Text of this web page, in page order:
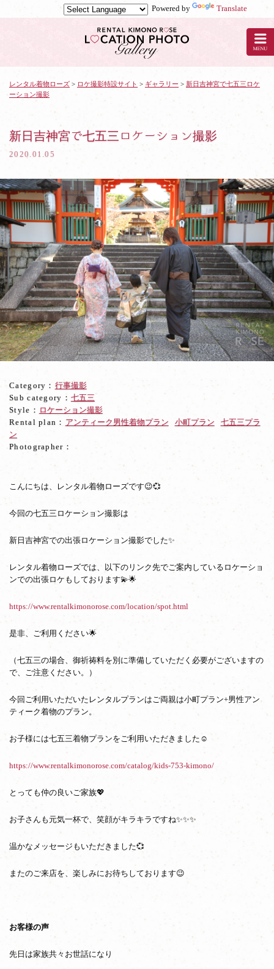
Powered by
Translate
ル
ー
ロ
ケ
撮
影：
新
日
吉
神
宮
で
七
五
三
ロ
ケ
シ
レンタル着物ローズ > ロケ撮影特設サイト > ギャラリー > 新日吉神宮で七五三ロケ
ーション撮影
新日吉神宮で七五三ロケーション撮影
2020.01.05
Category： 行事撮影
Sub category： 七五三
Style： ロケーション撮影
Rental plan： アンティーク男性着物プラン 小町プラン
七五三プラ
ン
Photographer：
こんにちは、レンタル着物ローズです😉💞
今回の七五三ロケーション撮影は
新日吉神宮での出張ロケーション撮影でした✨
レンタル着物ローズでは、以下のリンク先でご案内しているロケーショ
ンでの出張ロケもしております💫🌟
https://www.rentalkimonorose.com/location/spot.html
是非、ご利用ください🌟
（七五三の場合、御祈祷料を別に準備していただく必要がございますの
で、ご注意ください。）
今回ご利用いただいたレンタルプランはご両親は小町プラン+男性アン
ティーク着物のプラン。
お子様には七五三着物プランをご利用いただきました☺
https://www.rentalkimonorose.com/catalog/kids-753-kimono/
とっても仲の良いご家族💖
お子さんも元気一杯で、笑顔がキラキラですね✨✨✨
温かなメッセージもいただきました💞
またのご来店を、楽しみにお待ちしております😉
お客様の声
先日は家族共々お世話になり